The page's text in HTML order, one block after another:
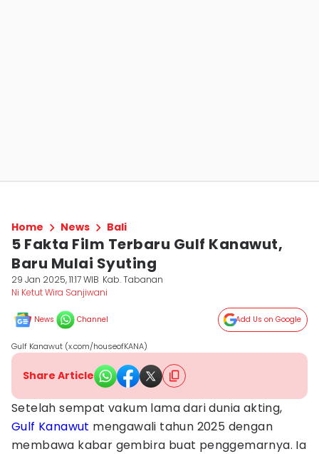
Home News Bali
5 Fakta Film Terbaru Gulf Kanawut,
Baru Mulai Syuting
29 Jan 2025, 11:17 WIB Kab. Tabanan
Ni Ketut Wira Sanjiwani
News Channel Add Us on Google
Gulf Kanawut (x.com/houseofKANA)
Share Article
Setelah sempat vakum lama dari dunia akting,
Gulf Kanawut mengawali tahun 2025 dengan
membawa kabar gembira buat penggemarnya. Ia